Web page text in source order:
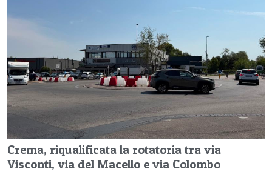
Crema, riqualificata la rotatoria tra via
Visconti, via del Macello e via Colombo